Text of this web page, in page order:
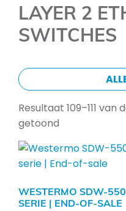
LAYER 2
SWITCHES
Resultaat 109–111 van
getoond
WESTERMO SDW-550
SERIE | END-OF-SALE